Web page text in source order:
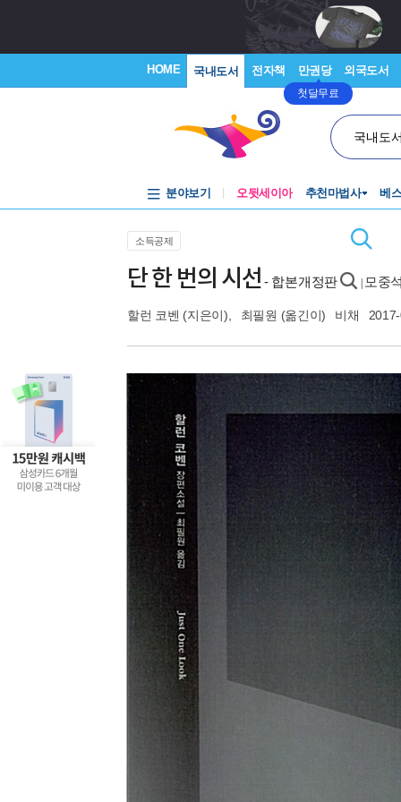
HOME 국내도서 전자책 만권당
첫달무료
외국도서
국내도
분야보기 오뒷세이아 추천마법사 베
소득공제
단 한 번의 시선 - 합본개정판 모중
할런 코벤 (지은이), 최필원 (옮긴이) 비채